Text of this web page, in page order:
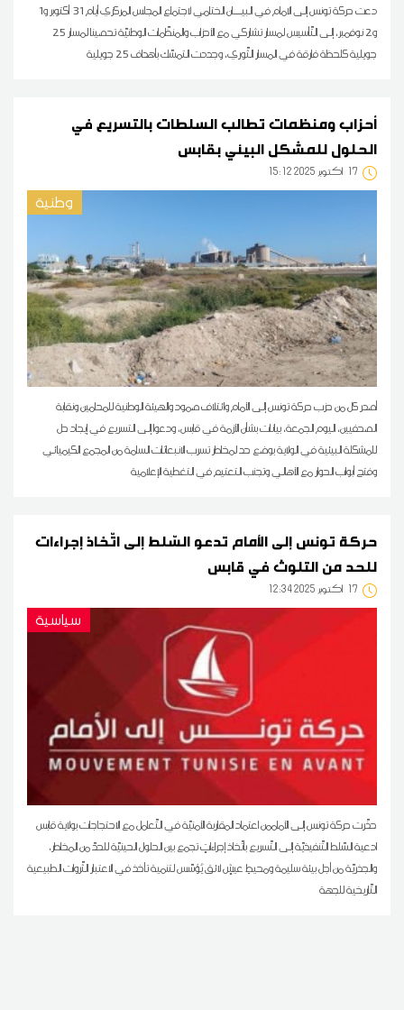
دعت حركة تونس إلى الامام في البيـــان الختامي لاجتماع المجلس المركزي أيام 31 أكتوبر و1
و2 نوفمبر، إلى التّأسيس لمسار تشاركي مع الأحزاب والمنظّمات الوطنيّة تحصينا لمسار 25
جويلية كلحظة فارقة في المسار الثّوري، وجددت التمسّك بأهداف 25 جويلية
أحزاب ومنظمات تطالب السلطات بالتسريع في
الحلول للمشكل البيئي بقابس
17 15:12 2025 أكتوبر
وطنية
أصدر كل من حزب حركة تونس إلى الأمام وائتلاف صمود والهيئة الوطنية للمحامين ونقابة
الصحفيين، اليوم الجمعة، بيانات بشأن الأزمة في قابس، ودعوا إلى التسريع في إيجاد حل
للمشكلة البيئية في الولاية بوضع حد لمخاطر تسرب الانبعاثات السامة من المجمع الكيميائي
وفتح أبواب الحوار مع الأهالي وتجنب التعتيم في التغطية الإعلامية
حركة تونس إلى الأمام تدعو السّلط إلى اتّخاذ إجراءات
للحد من التلوث في قابس
17 12:34 2025 أكتوبر
سياسية
حذّرت حركة تونس إلى الأماممن اعتماد المقاربة الأمنيّة في التّعامل مع الاحتجاجات بولاية قابس
ادعية السّلط التّنفيذيّة إلى التّسريع باتّخاذ إجراءاتٍ تجمع بين الحلول الحينيّة للحدّ من المخاطر،
والجذريّة من أجل بيئة سليمة ومحيطِ عيشٍ لائق يُؤسّس لتنمية تأخذ في الاعتبار الثّروات الطبيعية
التّاريخية للجهة